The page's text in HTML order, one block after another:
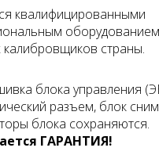
квалифицированными
страны.
блока управления
разъем, блок
блока сохраняются.
ГАРАНТИЯ!